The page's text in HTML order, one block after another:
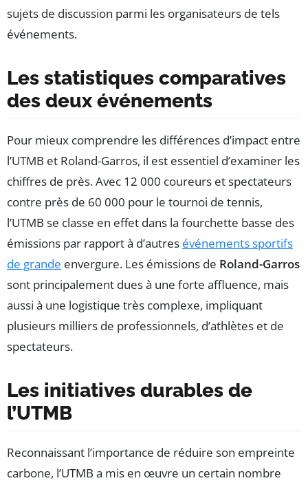
sujets de discussion parmi les organisateurs de tels
événements.
Les statistiques comparatives
des deux événements
Pour mieux comprendre les différences d’impact entre
l’UTMB et Roland-Garros, il est essentiel d’examiner les
chiffres de près. Avec 12 000 coureurs et spectateurs
contre près de 60 000 pour le tournoi de tennis,
l’UTMB se classe en effet dans la fourchette basse des
émissions par rapport à d’autres événements sportifs
de grande envergure. Les émissions de Roland-Garros
sont principalement dues à une forte affluence, mais
aussi à une logistique très complexe, impliquant
plusieurs milliers de professionnels, d’athlètes et de
spectateurs.
Les initiatives durables de
l’UTMB
Reconnaissant l’importance de réduire son empreinte
carbone, l’UTMB a mis en œuvre un certain nombre